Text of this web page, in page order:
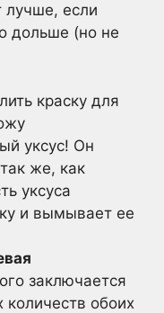
лучше, если
дольше (но не
краску для
уксус! Он
же, как
уксуса
и вымывает ее
заключается
обоих